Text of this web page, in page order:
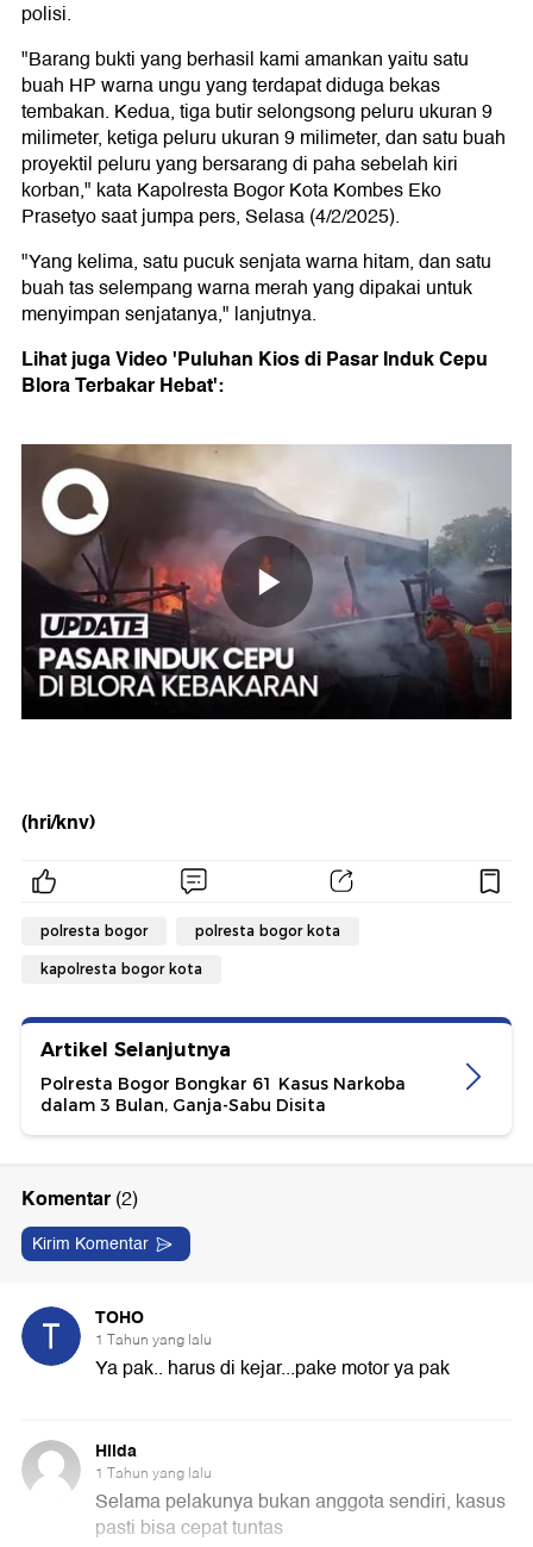
polisi.
"Barang bukti yang berhasil kami amankan yaitu satu
buah HP warna ungu yang terdapat diduga bekas
tembakan. Kedua, tiga butir selongsong peluru ukuran 9
milimeter, ketiga peluru ukuran 9 milimeter, dan satu buah
proyektil peluru yang bersarang di paha sebelah kiri
korban," kata Kapolresta Bogor Kota Kombes Eko
Prasetyo saat jumpa pers, Selasa (4/2/2025).
"Yang kelima, satu pucuk senjata warna hitam, dan satu
buah tas selempang warna merah yang dipakai untuk
menyimpan senjatanya," lanjutnya.
Lihat juga Video 'Puluhan Kios di Pasar Induk Cepu
Blora Terbakar Hebat':
(hri/knv)
polresta bogor polresta bogor kota
kapolresta bogor kota
Artikel Selanjutnya
Polresta Bogor Bongkar 61 Kasus Narkoba
dalam 3 Bulan, Ganja-Sabu Disita